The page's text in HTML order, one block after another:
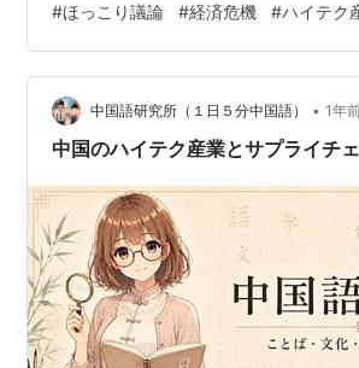
税収の多くを一部の高所得者層やハイテ
ているため、これ以上の負担増は企業
恐れがあるという構造的な問題を抱え
特定の産業に依存する税制の脆弱性が、
彫りになりましたね。
#ほっこり議論 #経済危機 #ハイテク
中国語研究所（１日５分中国語） • 1年
中国のハイテク産業とサプライチ